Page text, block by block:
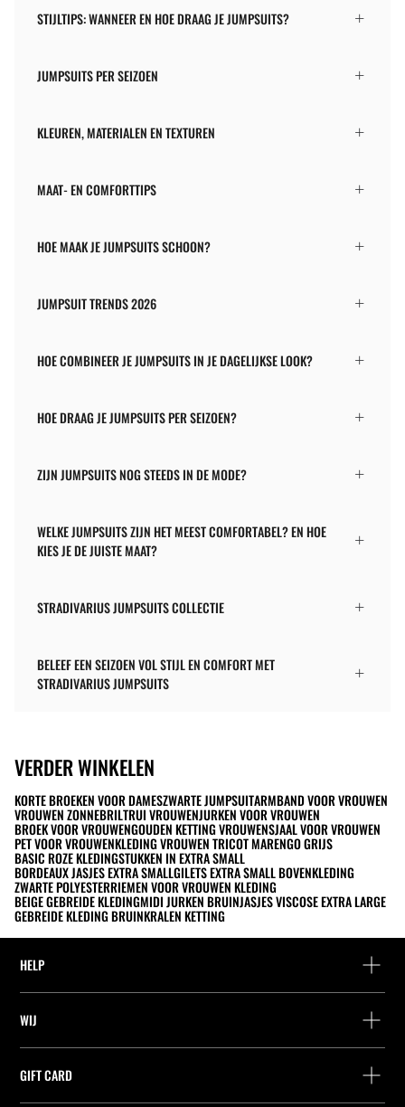
STIJLTIPS: WANNEER EN HOE DRAAG JE JUMPSUITS?
JUMPSUITS PER SEIZOEN
KLEUREN, MATERIALEN EN TEXTUREN
MAAT- EN COMFORTTIPS
HOE MAAK JE JUMPSUITS SCHOON?
JUMPSUIT TRENDS 2026
HOE COMBINEER JE JUMPSUITS IN JE DAGELIJKSE LOOK?
HOE DRAAG JE JUMPSUITS PER SEIZOEN?
ZIJN JUMPSUITS NOG STEEDS IN DE MODE?
WELKE JUMPSUITS ZIJN HET MEEST COMFORTABEL? EN HOE
KIES JE DE JUISTE MAAT?
STRADIVARIUS JUMPSUITS COLLECTIE
BELEEF EEN SEIZOEN VOL STIJL EN COMFORT MET
STRADIVARIUS JUMPSUITS
VERDER WINKELEN
KORTE BROEKEN VOOR DAMESZWARTE JUMPSUITARMBAND VOOR VROUWEN
VROUWEN ZONNEBRILTRUI VROUWENJURKEN VOOR VROUWEN
BROEK VOOR VROUWENGOUDEN KETTING VROUWENSJAAL VOOR VROUWEN
PET VOOR VROUWENKLEDING VROUWEN TRICOT MARENGO GRIJS
BASIC ROZE KLEDINGSTUKKEN IN EXTRA SMALL
BORDEAUX JASJES EXTRA SMALLGILETS EXTRA SMALL BOVENKLEDING
ZWARTE POLYESTERRIEMEN VOOR VROUWEN KLEDING
BEIGE GEBREIDE KLEDINGMIDI JURKEN BRUINJASJES VISCOSE EXTRA LARGE
GEBREIDE KLEDING BRUINKRALEN KETTING
HELP
Leveringspunt zoeken
Retournering als gast
WIJ
Zoek een winkel
GIFT CARD